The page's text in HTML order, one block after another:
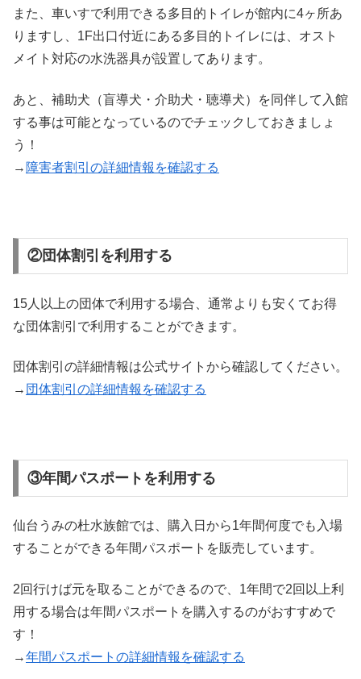
また、車いすで利用できる多目的トイレが館内に4ヶ所あ
りますし、1F出口付近にある多目的トイレには、オスト
メイト対応の水洗器具が設置してあります。
あと、補助犬（盲導犬・介助犬・聴導犬）を同伴して入館
する事は可能となっているのでチェックしておきましょ
う！
→ 障害者割引の詳細情報を確認する
②団体割引を利用する
15人以上の団体で利用する場合、通常よりも安くてお得
な団体割引で利用することができます。
団体割引の詳細情報は公式サイトから確認してください。
→ 団体割引の詳細情報を確認する
③年間パスポートを利用する
仙台うみの杜水族館では、購入日から1年間何度でも入場
することができる年間パスポートを販売しています。
2回行けば元を取ることができるので、1年間で2回以上利
用する場合は年間パスポートを購入するのがおすすめで
す！
→年間パスポートの詳細情報を確認する